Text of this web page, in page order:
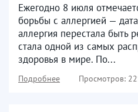
Ежегодно 8 июля
борьбы с аллергией —
аллергия перестала быть
стала одной из самых
здоровья в мире. По...
Подробнее Просмотров: